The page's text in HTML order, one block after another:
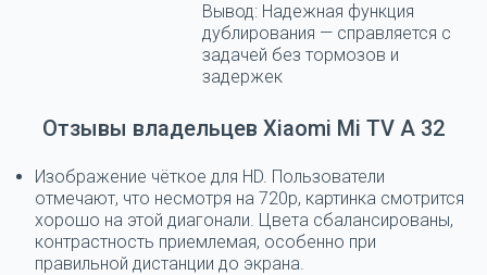
Вывод: Надежная функция
дублирования — справляется с
задачей без тормозов и
задержек
Отзывы владельцев Xiaomi Mi TV A 32
Изображение чёткое для HD. Пользователи
отмечают, что несмотря на 720p, картинка смотрится
хорошо на этой диагонали. Цвета сбалансированы,
контрастность приемлемая, особенно при
правильной дистанции до экрана.